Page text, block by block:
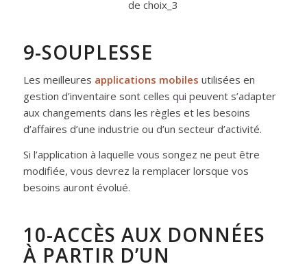
9-SOUPLESSE
Les meilleures applications mobiles utilisées en
gestion d’inventaire sont celles qui peuvent s’adapter
aux changements dans les règles et les besoins
d’affaires d’une industrie ou d’un secteur d’activité.
Si l’application à laquelle vous songez ne peut être
modifiée, vous devrez la remplacer lorsque vos
besoins auront évolué.
10-ACCÈS AUX DONNÉES
À PARTIR D’UN